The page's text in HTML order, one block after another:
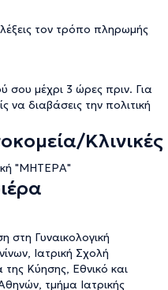
τον τρόπο πληρωμής
σου μέχρι 3 ώρες πριν. Για
να διαβάσεις την πολιτική
Κλινικές
"ΜΗΤΕΡΑ"
στη Γυναικολογική
Ιατρική Σχολή
Κύησης, Εθνικό και
τμήμα Ιατρικής